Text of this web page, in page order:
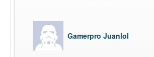
Gamerpro Juanlol